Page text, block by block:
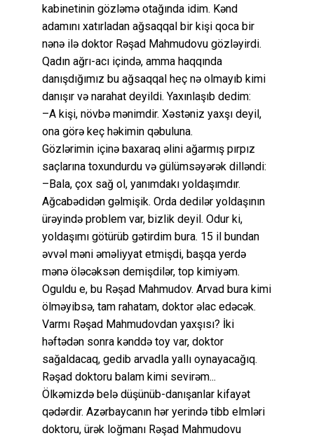
kabinetinin gözləmə otağında idim. Kənd
adamını xatırladan ağsaqqal bir kişi qoca bir
nənə ilə doktor Rəşad Mahmudovu gözləyirdi.
Qadın ağrı-acı içində, amma haqqında
danışdığımız bu ağsaqqal heç nə olmayıb kimi
danışır və narahat deyildi. Yaxınlaşıb dedim:
–A kişi, növbə mənimdir. Xəstəniz yaxşı deyil,
ona görə keç həkimin qəbuluna.
Gözlərimin içinə baxaraq əlini ağarmış pırpız
saçlarına toxundurdu və gülümsəyərək dilləndi:
–Bala, çox sağ ol, yanımdakı yoldaşımdır.
Ağcabədidən gəlmişik. Orda dedilər yoldaşının
ürəyində problem var, bizlik deyil. Odur ki,
yoldaşımı götürüb gətirdim bura. 15 il bundan
əvvəl məni əməliyyat etmişdi, başqa yerdə
mənə öləcəksən demişdilər, top kimiyəm.
Oguldu e, bu Rəşad Mahmudov. Arvad bura kimi
ölməyibsə, tam rahatam, doktor əlac edəcək.
Varmı Rəşad Mahmudovdan yaxşısı? İki
həftədən sonra kənddə toy var, doktor
sağaldacaq, gedib arvadla yallı oynayacağıq.
Rəşad doktoru balam kimi sevirəm...
Ölkəmizdə belə düşünüb-danışanlar kifayət
qədərdir. Azərbaycanın hər yerində tibb elmləri
doktoru, ürək loğmanı Rəşad Mahmudovu